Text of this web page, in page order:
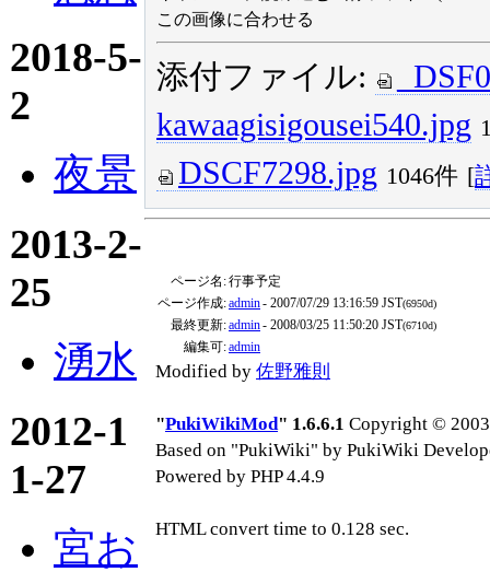
2018-5-
2
夜景
2013-2-
25
湧水
2012-1
1-27
宮お
この画像に合わせる
添付ファイル:
kawaagisigousei540.jpg
DSCF7298.jpg 1046件 [
ページ名:行事予定
ページ作成:admin- 2007/07/29 13:16:59 JST(6950d)
最終更新:admin- 2008/03/25 11:50:20 JST(6710d)
編集可:admin
Modified by 佐野雅則
"PukiWikiMod" 1.6.6.1 Copyright ©
Based on "PukiWiki" by PukiWiki
Powered by PHP 4.4.9
HTML convert time to 0.128 sec.